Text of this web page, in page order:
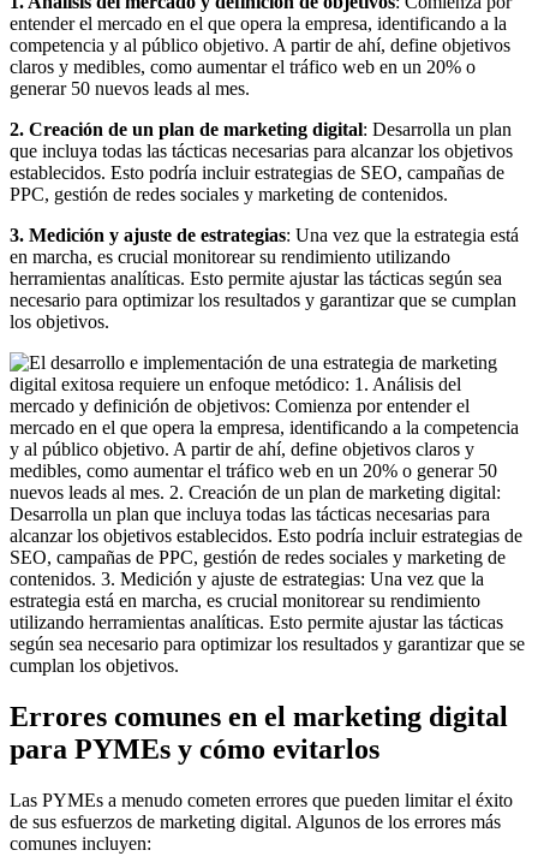
entender el mercado en el que opera la empresa, identificando a la
competencia y al público objetivo. A partir de ahí, define objetivos
claros y medibles, como aumentar el tráfico web en un 20% o
generar 50 nuevos leads al mes.
2. Creación de un plan de marketing digital: Desarrolla un plan
que incluya todas las tácticas necesarias para alcanzar los objetivos
establecidos. Esto podría incluir estrategias de SEO, campañas de
PPC, gestión de redes sociales y marketing de contenidos.
3. Medición y ajuste de estrategias: Una vez que la estrategia está
en marcha, es crucial monitorear su rendimiento utilizando
herramientas analíticas. Esto permite ajustar las tácticas según sea
necesario para optimizar los resultados y garantizar que se cumplan
los objetivos.
Errores comunes en el marketing digital
para PYMEs y cómo evitarlos
Las PYMEs a menudo cometen errores que pueden limitar el éxito
de sus esfuerzos de marketing digital. Algunos de los errores más
comunes incluyen: